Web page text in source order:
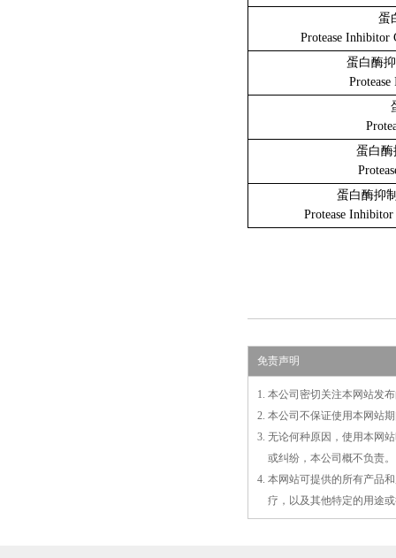
蛋
Protease Inhibitor
蛋白酶
蛋白酶
蛋白酶抑
Protease
免责声明
1. 本公司密切关注本网站发
2. 本公司不保证使用本网站
3. 无论何种原因，使用本网
或纠纷，本公司概不负责。
4. 本网站可提供的所有产品
疗，以及其他特定的用途